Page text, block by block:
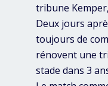
tribune
Deux jours
toujours de
rénovent une
stade dans 3